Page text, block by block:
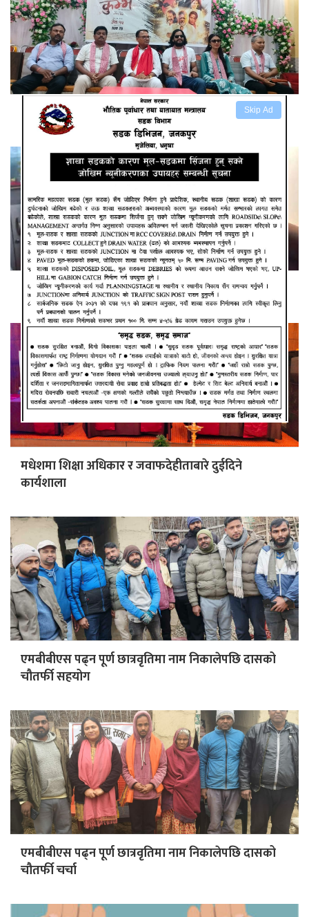
Skip Ad
स्वर्गीय सुनिल थापाको अन्तिम चलचित्र कुम्भ
कांग्रेस: मधेशको चुनावी कमाण्डर सहमहामन्त्री मुक्ता यादव
मधेशमा शिक्षा अधिकार र जवाफदेहीताबारे दुईदिने
कार्यशाला
एमबीबीएस पढ्न पूर्ण छात्रवृतिमा नाम निकालेपछि दासको
चौतर्फी सहयोग
एमबीबीएस पढ्न पूर्ण छात्रवृतिमा नाम निकालेपछि दासको
चौतर्फी चर्चा